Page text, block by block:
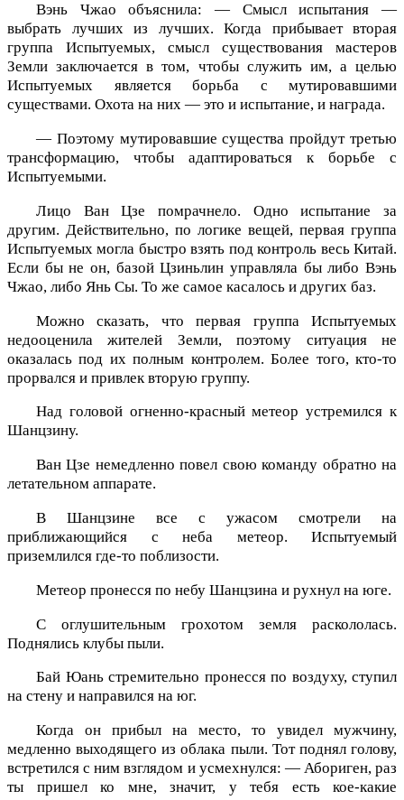
Вэнь Чжао объяснила: — Смысл испытания —
выбрать лучших из лучших. Когда прибывает вторая
группа Испытуемых, смысл существования мастеров
Земли заключается в том, чтобы служить им, а целью
Испытуемых является борьба с мутировавшими
существами. Охота на них — это и испытание, и награда.
— Поэтому мутировавшие существа пройдут третью
трансформацию, чтобы адаптироваться к борьбе с
Испытуемыми.
Лицо Ван Цзе помрачнело. Одно испытание за
другим. Действительно, по логике вещей, первая группа
Испытуемых могла быстро взять под контроль весь Китай.
Если бы не он, базой Цзиньлин управляла бы либо Вэнь
Чжао, либо Янь Сы. То же самое касалось и других баз.
Можно сказать, что первая группа Испытуемых
недооценила жителей Земли, поэтому ситуация не
оказалась под их полным контролем. Более того, кто-то
прорвался и привлек вторую группу.
Над головой огненно-красный метеор устремился к
Шанцзину.
Ван Цзе немедленно повел свою команду обратно на
летательном аппарате.
В Шанцзине все с ужасом смотрели на
приближающийся с неба метеор. Испытуемый
приземлился где-то поблизости.
Метеор пронесся по небу Шанцзина и рухнул на юге.
С оглушительным грохотом земля раскололась.
Поднялись клубы пыли.
Бай Юань стремительно пронесся по воздуху, ступил
на стену и направился на юг.
Когда он прибыл на место, то увидел мужчину,
медленно выходящего из облака пыли. Тот поднял голову,
встретился с ним взглядом и усмехнулся: — Абориген, раз
ты пришел ко мне, значит, у тебя есть кое-какие